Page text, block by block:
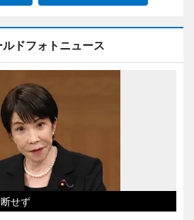
ルドフォトニュース
せず